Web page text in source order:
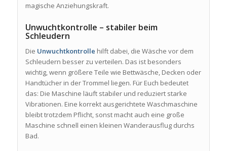
magische Anziehungskraft.
Unwuchtkontrolle – stabiler beim
Schleudern
Die Unwuchtkontrolle hilft dabei, die Wäsche vor dem
Schleudern besser zu verteilen. Das ist besonders
wichtig, wenn größere Teile wie Bettwäsche, Decken oder
Handtücher in der Trommel liegen. Für Euch bedeutet
das: Die Maschine läuft stabiler und reduziert starke
Vibrationen. Eine korrekt ausgerichtete Waschmaschine
bleibt trotzdem Pflicht, sonst macht auch eine große
Maschine schnell einen kleinen Wanderausflug durchs
Bad.